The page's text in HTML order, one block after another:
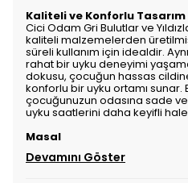
Kaliteli ve Konforlu Tasarım
Cici Odam Gri Bulutlar ve
kaliteli malzemelerden
süreli kullanım için idealdir.
rahat bir uyku deneyimi
dokusu, çocuğun hassas
konforlu bir uyku ortamı sunar.
çocuğunuzun odasına sade
uyku saatlerini daha keyifli
Masal
Devamını Göster